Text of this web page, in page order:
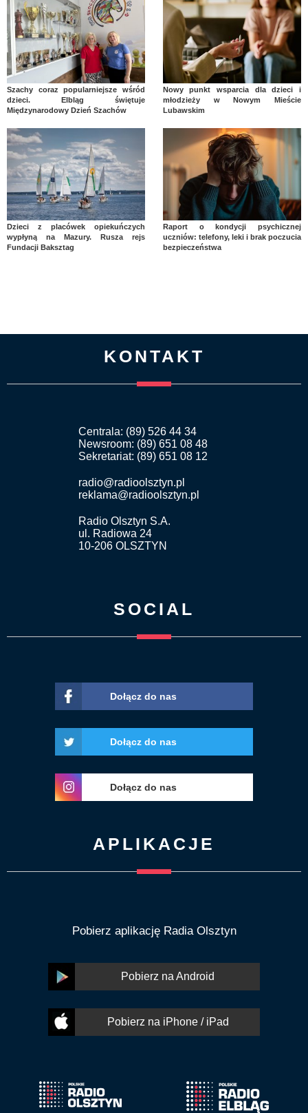
Szachy coraz popularniejsze wśród
dzieci. Elbląg świętuje
Międzynarodowy Dzień Szachów
Nowy punkt wsparcia dla dzieci i
młodzieży w Nowym Mieście
Lubawskim
Dzieci z placówek opiekuńczych
wypłyną na Mazury. Rusza rejs
Fundacji Baksztag
Raport o kondycji psychicznej
uczniów: telefony, leki i brak poczucia
bezpieczeństwa
KONTAKT
Centrala: (89) 526 44 34
Newsroom: (89) 651 08 48
Sekretariat: (89) 651 08 12
radio@radioolsztyn.pl
reklama@radioolsztyn.pl
Radio Olsztyn S.A.
ul. Radiowa 24
10-206 OLSZTYN
SOCIAL
Dołącz do nas
Dołącz do nas
Dołącz do nas
APLIKACJE
Pobierz aplikację Radia Olsztyn
Pobierz na Android
Pobierz na iPhone / iPad